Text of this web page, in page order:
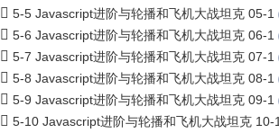
5-5 Javascript进阶与轮播和飞机大战坦克 05-1
5-6 Javascript进阶与轮播和飞机大战坦克 06-1
5-7 Javascript进阶与轮播和飞机大战坦克 07-1
5-8 Javascript进阶与轮播和飞机大战坦克 08-1
5-9 Javascript进阶与轮播和飞机大战坦克 09-1
5-10 Javascript进阶与轮播和飞机大战坦克 10-1